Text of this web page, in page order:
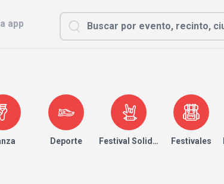
app
Deporte Festival Solidario Festivales